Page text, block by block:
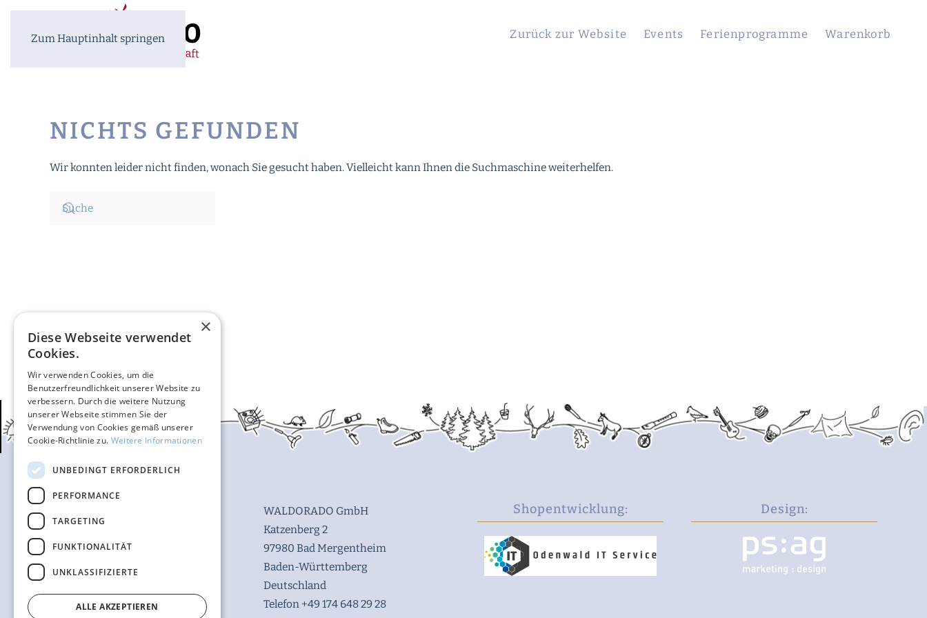
Zum Hauptinhalt springen Zurück zur Website Events Ferienprogramme Warenkorb
NICHTS GEFUNDEN
Wir konnten leider nicht finden, wonach Sie gesucht haben. Vielleicht kann Ihnen die Suchmaschine weiterhelfen.
WALDORADO GmbH
Katzenberg 2
97980 Bad Mergentheim
Baden-Württemberg
Deutschland
Telefon +49 174 648 29 28
Shopentwicklung: Design:
×
Diese Webseite verwendet
Cookies.
Wir verwenden Cookies, um die
Benutzerfreundlichkeit unserer Website zu
verbessern. Durch die weitere Nutzung
unserer Webseite stimmen Sie der
Verwendung von Cookies gemäß unserer
Cookie-Richtlinie zu. Weitere Informationen
UNBEDINGT ERFORDERLICH
PERFORMANCE
TARGETING
FUNKTIONALITÄT
UNKLASSIFIZIERTE
ALLE AKZEPTIEREN